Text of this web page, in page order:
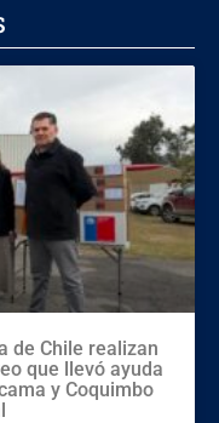
de Chile realizan
que llevó ayuda
y Coquimbo